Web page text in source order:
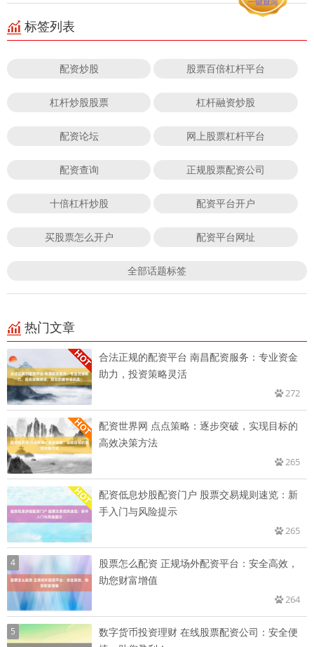
标签列表
配资炒股 股票百倍杠杆平台
杠杆炒股股票 杠杆融资炒股
配资论坛 网上股票杠杆平台
配资查询 正规股票配资公司
十倍杠杆炒股 配资平台开户
买股票怎么开户 配资平台网址
全部话题标签
热门文章
合法正规的配资平台 南昌配资服务：专业资金
助力，投资策略灵活
272
配资世界网 点点策略：逐步突破，实现目标的
高效决策方法
265
配资低息炒股配资门户 股票交易规则速览：新
手入门与风险提示
265
4
股票怎么配资 正规场外配资平台：安全高效，
助您财富增值
264
5
数字货币投资理财 在线股票配资公司：安全便